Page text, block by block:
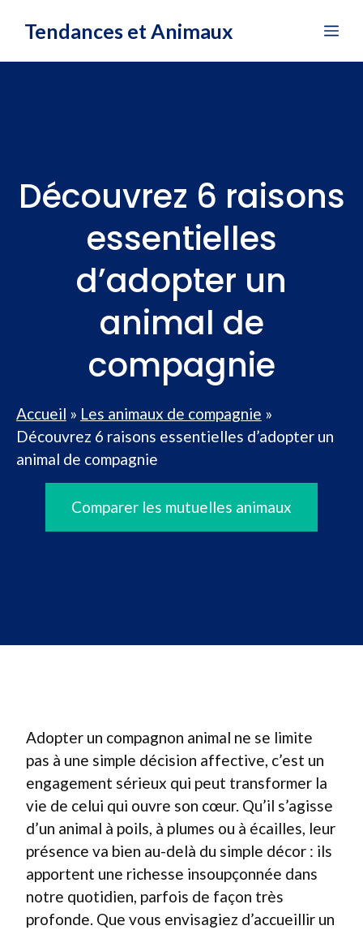
Tendances et Animaux
Découvrez 6 raisons
essentielles
d’adopter un
animal de
compagnie
Accueil » Les animaux de compagnie »
Découvrez 6 raisons essentielles d’adopter un
animal de compagnie
Comparer les mutuelles animaux
Adopter un compagnon animal ne se limite
pas à une simple décision affective, c’est un
engagement sérieux qui peut transformer la
vie de celui qui ouvre son cœur. Qu’il s’agisse
d’un animal à poils, à plumes ou à écailles, leur
présence va bien au-delà du simple décor : ils
apportent une richesse insoupçonnée dans
notre quotidien, parfois de façon très
profonde. Que vous envisagiez d’accueillir un